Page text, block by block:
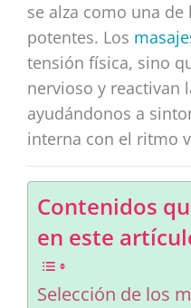
se alza como una
potentes. Los
tensión física, sino
nervioso y reactivan
ayudándonos a
interna con el ritmo
Contenidos
en este
Selección de los